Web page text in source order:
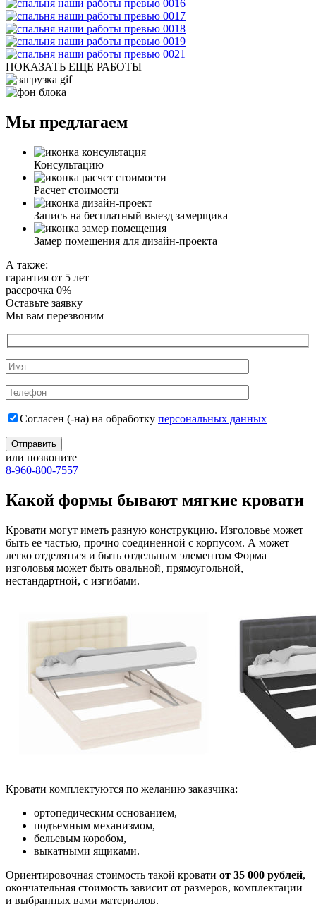
ПОКАЗАТЬ ЕЩЕ РАБОТЫ
Мы предлагаем
Консультацию
Расчет стоимости
Запись на бесплатный выезд замерщика
Замер помещения для дизайн-проекта
А также:
гарантия от 5 лет
рассрочка 0%
Оставьте заявку
Мы вам перезвоним
Согласен (-на) на обработку персональных данных
или позвоните
8-960-800-7557
Какой формы бывают мягкие кровати
Кровати могут иметь разную конструкцию. Изголовье может
быть ее частью, прочно соединенной с корпусом. А может
легко отделяться и быть отдельным элементом Форма
изголовья может быть овальной, прямоугольной,
нестандартной, с изгибами.
Кровати комплектуются по желанию заказчика:
ортопедическим основанием,
подъемным механизмом,
бельевым коробом,
выкатными ящиками.
Ориентировочная стоимость такой кровати от 35 000 рублей,
окончательная стоимость зависит от размеров, комплектации
и выбранных вами материалов.